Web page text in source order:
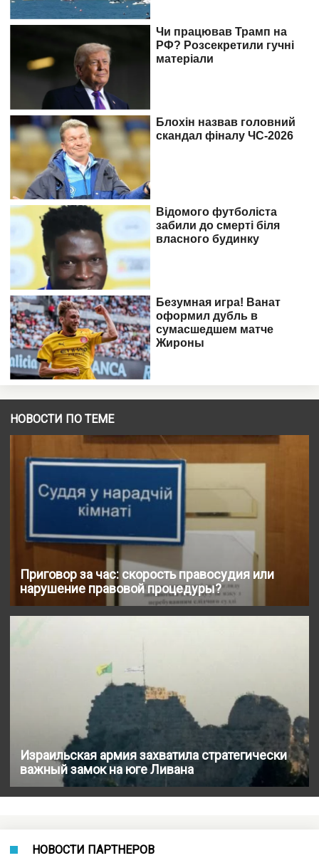
НОВОСТИ ПО ТЕМЕ
Приговор за час: скорость правосудия или
нарушение правовой процедуры?
Израильская армия захватила стратегически
важный замок на юге Ливана
НОВОСТИ ПАРТНЕРОВ